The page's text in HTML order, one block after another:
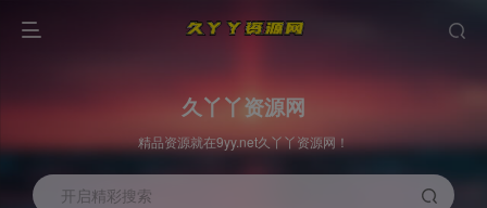
久丫丫资源网
精品资源就在9yy.net久丫丫资源网！
开启精彩搜索